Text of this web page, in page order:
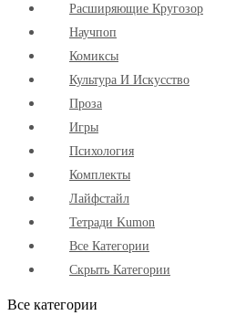
Расширяющие Кругозор
Научпоп
Комиксы
Культура И Искусство
Проза
Игры
Психология
Комплекты
Лайфстайл
Тетради Kumon
Все Категории
Скрыть Категории
Все категории